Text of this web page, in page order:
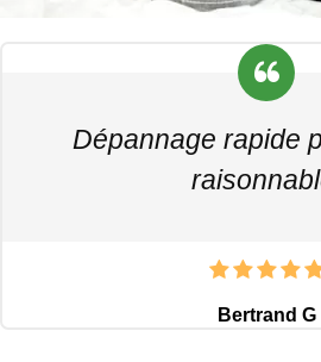
Dépannage rapide
Bertrand G